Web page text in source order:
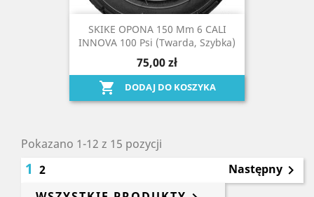
SKIKE OPONA 150 Mm 6 CALI
INNOVA 100 Psi (twarda, Szybka)
75,00 zł
 DODAJ DO KOSZYKA
Pokazano 1-12 z 15 pozycji
1 2 Następny 